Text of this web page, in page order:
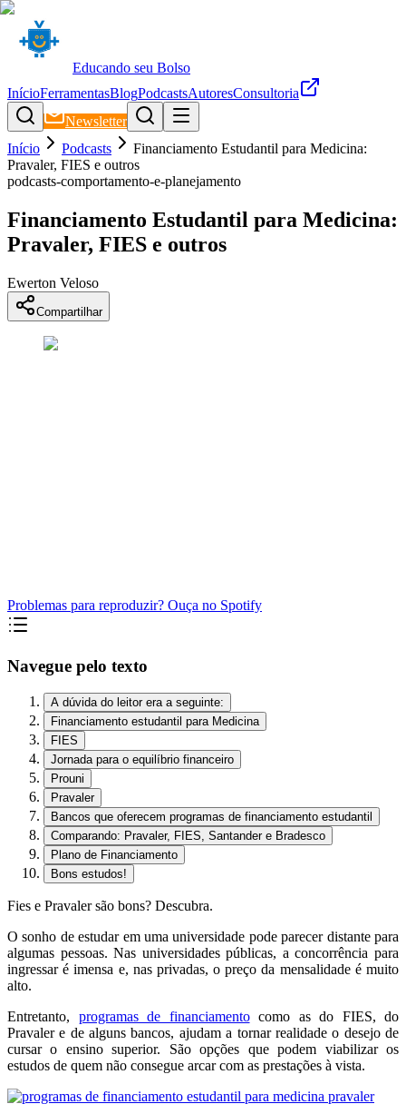
Educando seu Bolso
InícioFerramentasBlogPodcastsAutoresConsultoria
Newsletter
Início
Podcasts
Financiamento Estudantil para Medicina:
Pravaler, FIES e outros
podcasts-comportamento-e-planejamento
Financiamento Estudantil para Medicina:
Pravaler, FIES e outros
Ewerton Veloso
Compartilhar
Problemas para reproduzir? Ouça no Spotify
Navegue pelo texto
A dúvida do leitor era a seguinte:
Financiamento estudantil para Medicina
FIES
Jornada para o equilíbrio financeiro
Prouni
Pravaler
Bancos que oferecem programas de financiamento estudantil
Comparando: Pravaler, FIES, Santander e Bradesco
Plano de Financiamento
Bons estudos!
Fies e Pravaler são bons? Descubra.
O sonho de estudar em uma universidade pode parecer distante para
algumas pessoas. Nas universidades públicas, a concorrência para
ingressar é imensa e, nas privadas, o preço da mensalidade é muito
alto.
Entretanto, programas de financiamentocomo as do FIES, do
Pravaler e de alguns bancos, ajudam a tornar realidade o desejo de
cursar o ensino superior. São opções que podem viabilizar os
estudos de quem não consegue arcar com as prestações à vista.